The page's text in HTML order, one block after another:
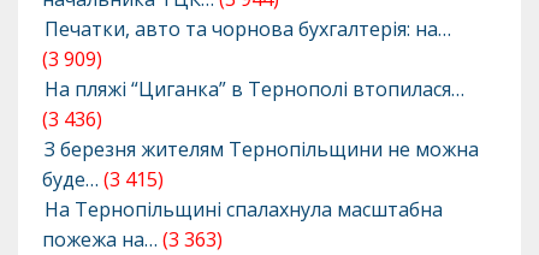
Печатки, авто та чорнова бухгалтерія: на…
(3 909)
На пляжі “Циганка” в Тернополі втопилася…
(3 436)
З березня жителям Тернопільщини не можна
буде… (3 415)
На Тернопільщині спалахнула масштабна
пожежа на… (3 363)